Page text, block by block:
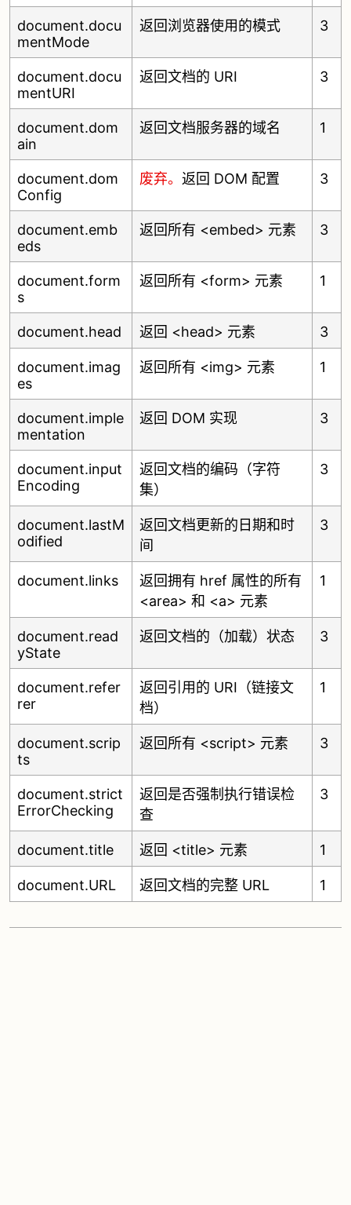
document.docu
mentMode
返回浏览器使用的模式 3
document.docu
mentURI
返回文档的 URI 3
document.dom
ain
返回文档服务器的域名 1
document.dom
Config
废弃。 返回 DOM 配置 3
document.emb
eds
返回所有 <embed> 元素 3
document.form
s
返回所有 <form> 元素 1
document.head 返回 <head> 元素 3
document.imag
es
返回所有 <img> 元素 1
document.imple
mentation
返回 DOM 实现 3
document.input
Encoding
返回文档的编码（字符
集）
3
document.lastM
odified
返回文档更新的日期和时
间
3
document.links
返回拥有 href 属性的所有
<area> 和 <a> 元素
1
document.read
yState
返回文档的（加载）状态 3
document.refer
rer
返回引用的 URI（链接文
档）
1
document.scrip
ts
返回所有 <script> 元素 3
document.strict
ErrorChecking
返回是否强制执行错误检
查
3
document.title 返回 <title> 元素 1
document.URL 返回文档的完整 URL 1